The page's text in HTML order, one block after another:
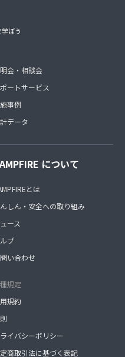
ぼう
会・相談会
ートサービス
事例
データ
について
とは
しん・安全への取り組み
ース
プ
い合わせ
規定
規約
イバシーポリシー
商取引法に基づく表記